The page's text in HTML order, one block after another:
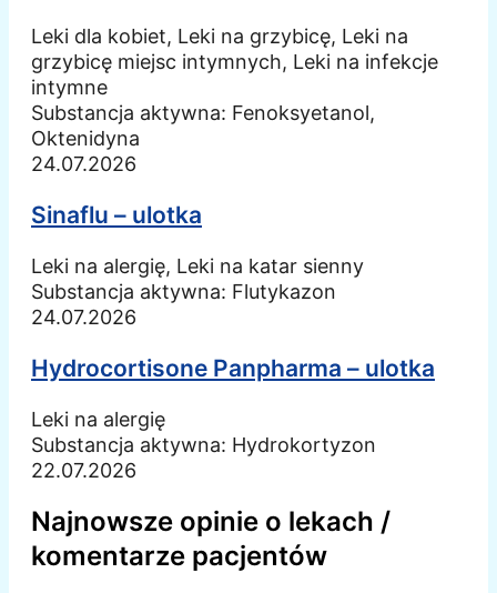
Leki dla kobiet, Leki na grzybicę, Leki na
grzybicę miejsc intymnych, Leki na infekcje
intymne
Substancja aktywna: Fenoksyetanol,
Oktenidyna
24.07.2026
Sinaflu – ulotka
Leki na alergię, Leki na katar sienny
Substancja aktywna: Flutykazon
24.07.2026
Hydrocortisone Panpharma – ulotka
Leki na alergię
Substancja aktywna: Hydrokortyzon
22.07.2026
Najnowsze opinie o lekach /
komentarze pacjentów